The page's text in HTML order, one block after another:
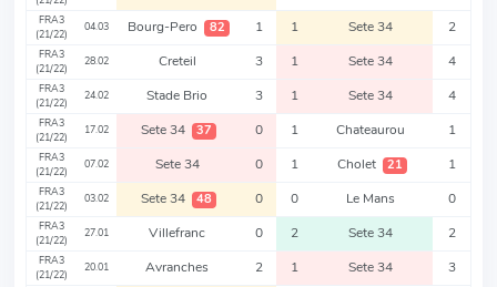
FRA3
(21/22)
04.03 Bourg-Pero 82 1 1 Sete 34 2
FRA3
(21/22)
28.02 Creteil 3 1 Sete 34 4
FRA3
(21/22)
24.02 Stade Brio 3 1 Sete 34 4
FRA3
(21/22)
17.02 Sete 34 37 0 1 Chateaurou 1
FRA3
(21/22)
07.02 Sete 34 0 1 Cholet 21 1
FRA3
(21/22)
03.02 Sete 34 48 0 0 Le Mans 0
FRA3
(21/22)
27.01 Villefranc 0 2 Sete 34 2
FRA3
(21/22)
20.01 Avranches 2 1 Sete 34 3